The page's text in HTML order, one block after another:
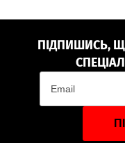
ПІДПИШИСЬ,